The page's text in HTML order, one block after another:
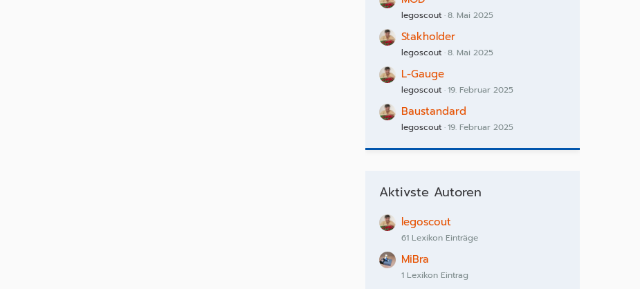
legoscout 8. Mai 2025
Stakholder
legoscout 8. Mai 2025
L-Gauge
legoscout 19. Februar 2025
Baustandard
legoscout 19. Februar 2025
Aktivste Autoren
legoscout
61 Lexikon Einträge
MiBra
1 Lexikon Eintrag